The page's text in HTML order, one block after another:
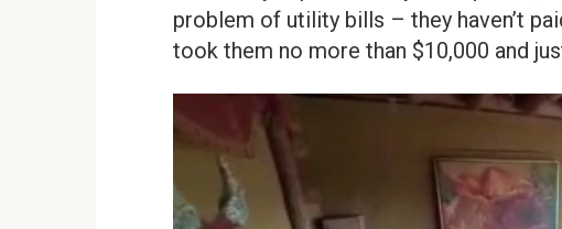
problem of utility bills – they haven’t
took them no more than $10,000 and